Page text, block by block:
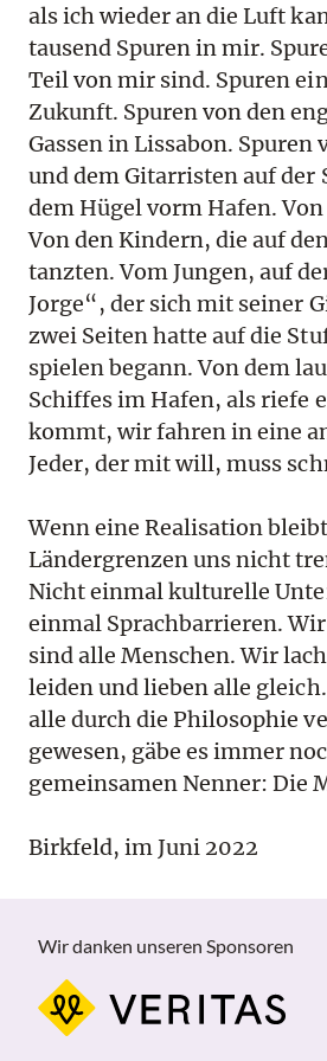
als ich wieder an die Luft
tausend Spuren in mir.
Teil von mir sind. Spuren
Zukunft. Spuren von den
Gassen in Lissabon.
und dem Gitarristen auf der
dem Hügel vorm Hafen.
Von den Kindern, die auf
tanzten. Vom Jungen, auf
Jorge“, der sich mit seiner
zwei Seiten hatte auf die
spielen begann. Von dem
Schiffes im Hafen, als riefe
kommt, wir fahren in eine
Jeder, der mit will, muss
Wenn eine Realisation
Ländergrenzen uns nicht
Nicht einmal kulturelle
einmal Sprachbarrieren.
sind alle Menschen. Wir
leiden und lieben alle
alle durch die Philosophie
gewesen, gäbe es immer
gemeinsamen Nenner: Die
Birkfeld, im Juni 2022
Wir danken unseren Sponsoren